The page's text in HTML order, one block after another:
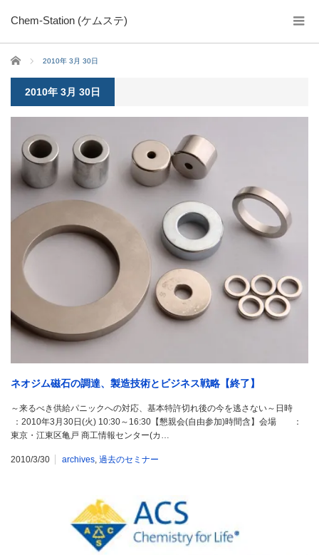
Chem-Station (ケムステ)
ホーム 2010年 3月 30日
2010年 3月 30日
ネオジム磁石の調達、製造技術とビジネス戦略【終了】
～来るべき供給パニックへの対応、基本特許切れ後の今を逃さない～日時
：2010年3月30日(火) 10:30～16:30【懇親会(自由参加)時間含】会場 ：
東京・江東区亀戸 商工情報センター(カ…
2010/3/30 archives, 過去のセミナー